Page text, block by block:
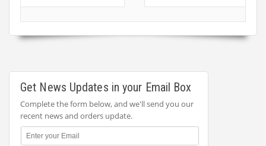
Get News Updates in your Email Box
Complete the form below, and we'll send you our
recent news and orders update.